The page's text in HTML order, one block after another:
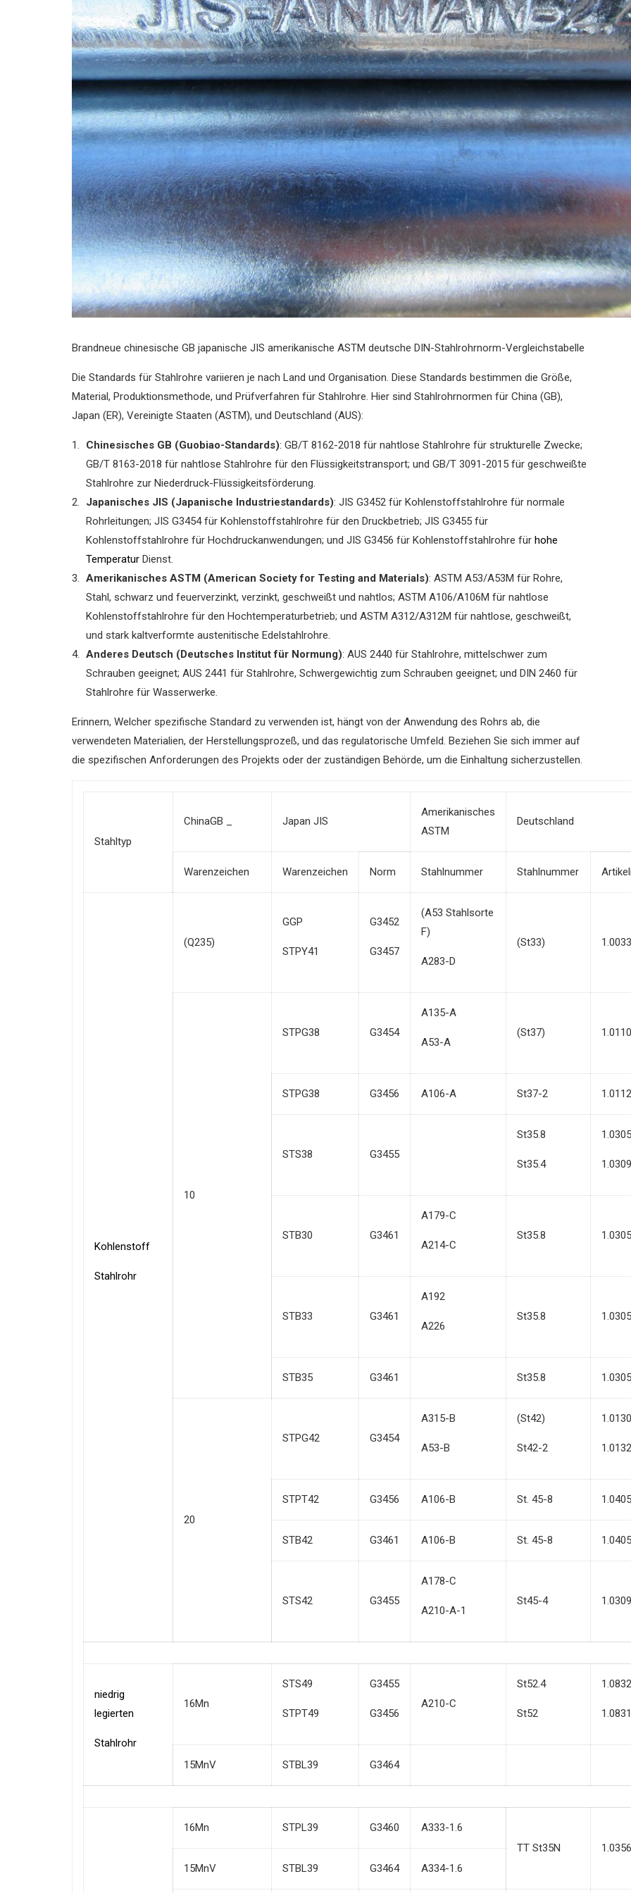
Brandneue chinesische GB japanische JIS amerikanische ASTM deutsche DIN-Stahlrohrnorm-Vergleichstabelle
Die Standards für Stahlrohre variieren je nach Land und Organisation. Diese Standards bestimmen die Größe,
Material, Produktionsmethode, und Prüfverfahren für Stahlrohre. Hier sind Stahlrohrnormen für China (GB),
Japan (ER), Vereinigte Staaten (ASTM), und Deutschland (AUS):
Chinesisches GB (Guobiao-Standards): GB/T 8162-2018 für nahtlose Stahlrohre für strukturelle Zwecke;
GB/T 8163-2018 für nahtlose Stahlrohre für den Flüssigkeitstransport; und GB/T 3091-2015 für geschweißte
Stahlrohre zur Niederdruck-Flüssigkeitsförderung.
Japanisches JIS (Japanische Industriestandards): JIS G3452 für Kohlenstoffstahlrohre für normale
Rohrleitungen; JIS G3454 für Kohlenstoffstahlrohre für den Druckbetrieb; JIS G3455 für
Kohlenstoffstahlrohre für Hochdruckanwendungen; und JIS G3456 für Kohlenstoffstahlrohre für hohe
Temperatur Dienst.
Amerikanisches ASTM (American Society for Testing and Materials): ASTM A53/A53M für Rohre,
Stahl, schwarz und feuerverzinkt, verzinkt, geschweißt und nahtlos; ASTM A106/A106M für nahtlose
Kohlenstoffstahlrohre für den Hochtemperaturbetrieb; und ASTM A312/A312M für nahtlose, geschweißt,
und stark kaltverformte austenitische Edelstahlrohre.
Anderes Deutsch (Deutsches Institut für Normung): AUS 2440 für Stahlrohre, mittelschwer zum
Schrauben geeignet; AUS 2441 für Stahlrohre, Schwergewichtig zum Schrauben geeignet; und DIN 2460 für
Stahlrohre für Wasserwerke.
Erinnern, Welcher spezifische Standard zu verwenden ist, hängt von der Anwendung des Rohrs ab, die
verwendeten Materialien, der Herstellungsprozeß, und das regulatorische Umfeld. Beziehen Sie sich immer auf
die spezifischen Anforderungen des Projekts oder der zuständigen Behörde, um die Einhaltung sicherzustellen.
Stahltyp
ChinaGB _ Japan JIS
Amerikanisches
ASTM
Deutschland
Warenzeichen Warenzeichen Norm Stahlnummer Stahlnummer
Kohlenstoff
Stahlrohr
(Q235)
GGP
STPY41
G3452
G3457
(A53 Stahlsorte
F)
A283-D
(St33) 1.0033
10
STPG38 G3454
A135-A
A53-A
(St37) 1.0110
STPG38 G3456 A106-A St37-2 1.0112
STS38 G3455
St35.8
St35.4
1.0305
1.0309
STB30 G3461
A179-C
A214-C
St35.8 1.0305
STB33 G3461
A192
A226
St35.8 1.0305
STB35 G3461 St35.8 1.0305
20
STPG42 G3454
A315-B
A53-B
(St42)
St42-2
1.0130
1.0132
STPT42 G3456 A106-B St. 45-8 1.0405
STB42 G3461 A106-B St. 45-8 1.0405
STS42 G3455
A178-C
A210-A-1
St45-4 1.0309
niedrig
legierten
Stahlrohr
16Mn
STS49
STPT49
G3455
G3456
A210-C
St52.4
St52
1.0832
1.0831
15MnV STBL39 G3464
16Mn STPL39 G3460
A333-1.6
TT St35N
1.0356
15MnV
STBL39 G3464 A334-1.6